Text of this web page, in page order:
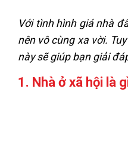
Với tình hình giá nhà
nên vô cùng xa vời.
này sẽ giúp bạn giải
1. Nhà ở xã hội là